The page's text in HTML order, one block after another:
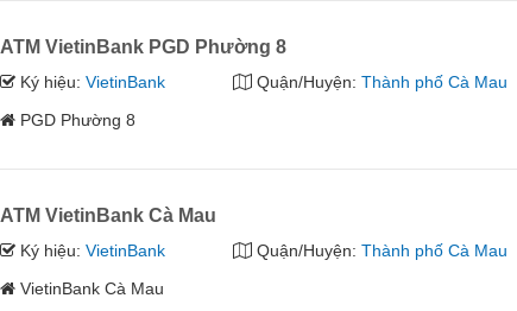
ATM VietinBank PGD Phường 8
Ký hiệu:VietinBank Quận/Huyện: Thành phố Cà Mau
PGD Phường 8
ATM VietinBank Cà Mau
Ký hiệu:VietinBank Quận/Huyện: Thành phố Cà Mau
VietinBank Cà Mau